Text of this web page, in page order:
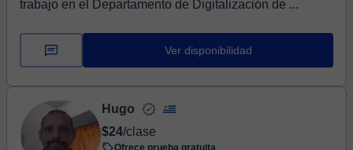
trabajo en el Departamento de Digitalización de ...
Ver disponibilidad
Hugo
$24/clase
Ofrece prueba gratuita